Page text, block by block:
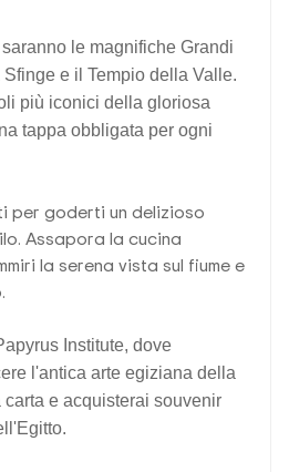
le magnifiche Grandi
e il Tempio della Valle.
più iconici della gloriosa
tappa obbligata per ogni
per goderti un delizioso
Assapora la cucina
la serena vista sul fiume e
Institute, dove
l'antica arte egiziana della
e acquisterai souvenir